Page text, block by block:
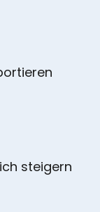
steigern